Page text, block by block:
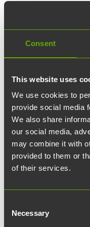
Consent
This website uses
We use cookies to
provide social media
We also share
our social media,
may combine it with
provided to them or
of their services.
Selection
Necessary
Partner Expo
I utrymmet för